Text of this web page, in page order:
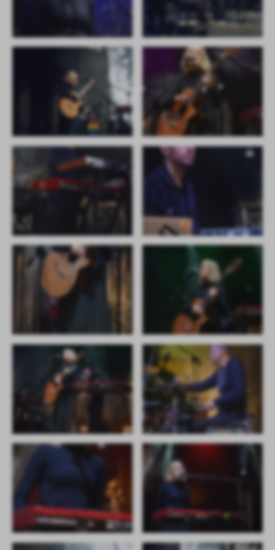
Firmy te działają w charakterze pośredników prezentujących nasze
treści w postaci wiadomości, ofert, komunikatów mediów
społecznościowych.